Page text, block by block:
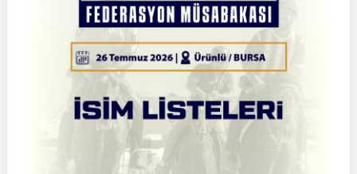
|
02
Ağustos
|
Müsabaka
Kayıt